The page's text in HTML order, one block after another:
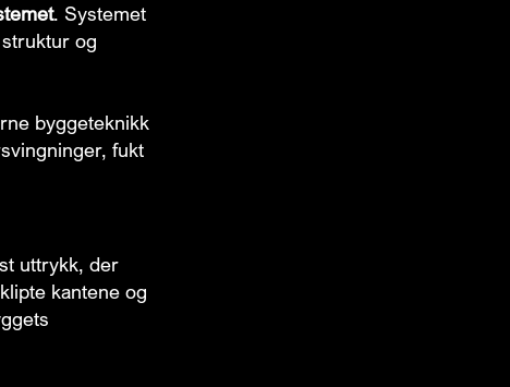
. Systemet
og
byggeteknikk
fukt
uttrykk, der
kantene og